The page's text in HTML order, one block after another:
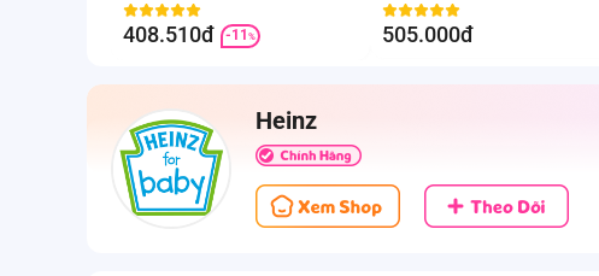
408.510đ -11 % 505.000đ
Heinz